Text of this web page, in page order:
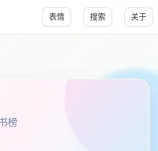
表情 搜索 关于
榜